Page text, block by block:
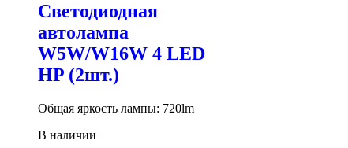
Светодиодная
автолампа
W5W/W16W 4 LED
HP (2шт.)
Общая яркость лампы: 720lm
В наличии